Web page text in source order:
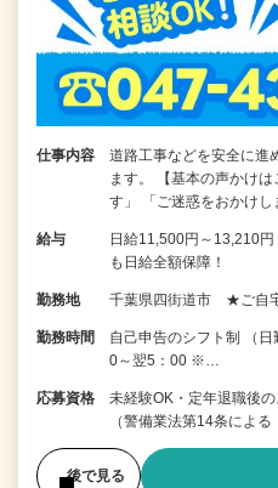
仕事内容
道路工事などを安全に進
ます。 【基本の声かけ
す」 「ご迷惑をおかけ
給与
日給11,500円～13,210
も日給全額保障！
勤務地 千葉県四街道市 ★ご自
勤務時間
自己申告のシフト制 （
0～翌5：00 ※…
応募資格
未経験OK・定年退職後
（警備業法第14条によ
後で見る